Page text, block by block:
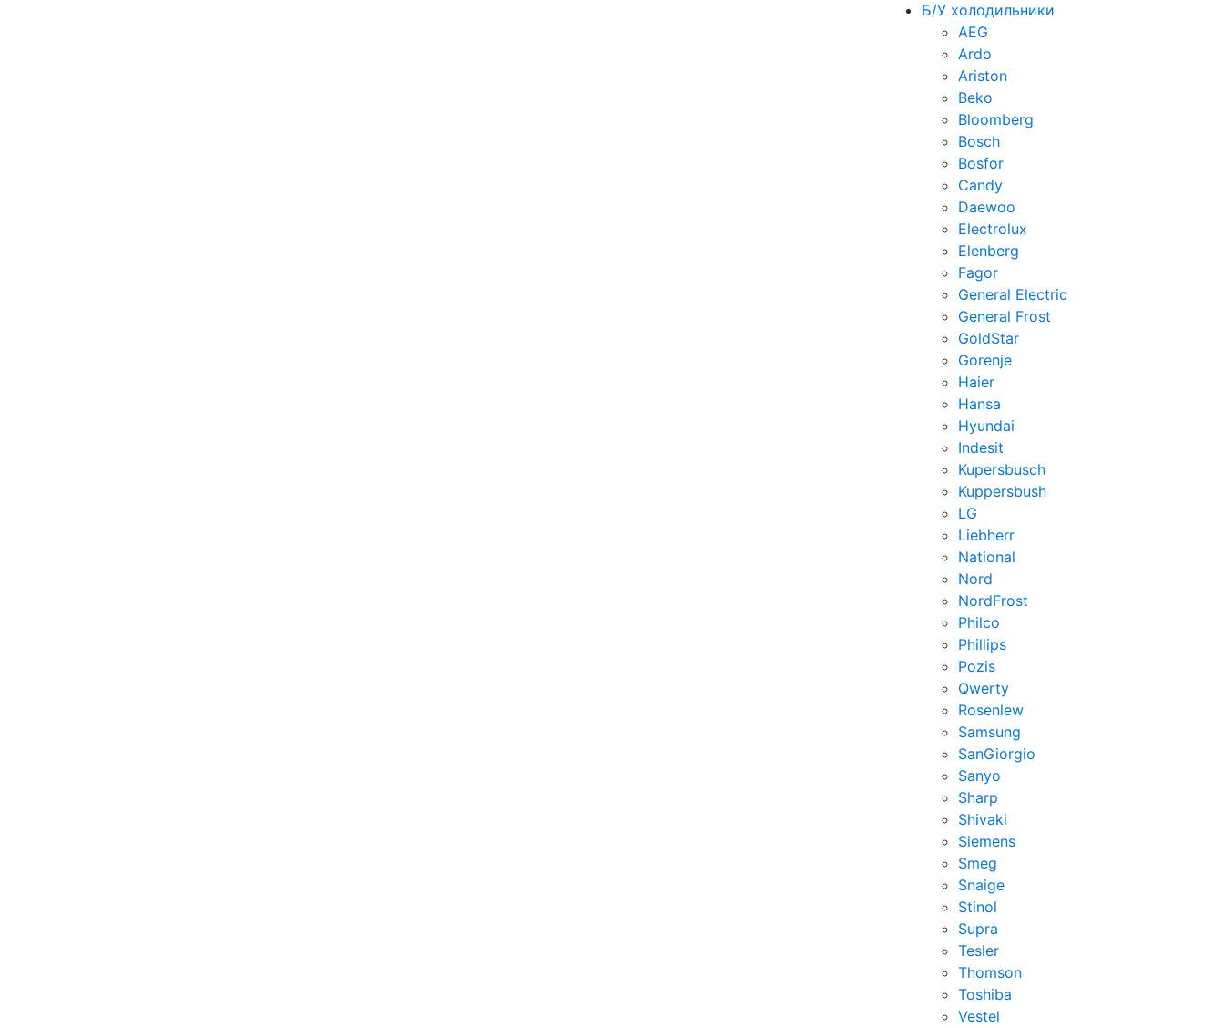
Б/У холодильники
AEG
Ardo
Ariston
Beko
Bloomberg
Bosch
Bosfor
Candy
Daewoo
Electrolux
Elenberg
Fagor
General Electric
General Frost
GoldStar
Gorenje
Haier
Hansa
Hyundai
Indesit
Kupersbusch
Kuppersbush
LG
Liebherr
National
Nord
NordFrost
Philco
Phillips
Pozis
Qwerty
Rosenlew
Samsung
SanGiorgio
Sanyo
Sharp
Shivaki
Siemens
Smeg
Snaige
Stinol
Supra
Tesler
Thomson
Toshiba
Vestel